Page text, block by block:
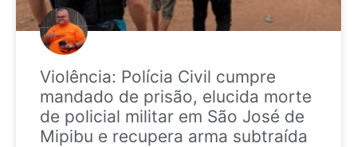
Violência: Polícia Civil cumpre
mandado de prisão, elucida morte
de policial militar em São José de
Mipibu e recupera arma subtraída